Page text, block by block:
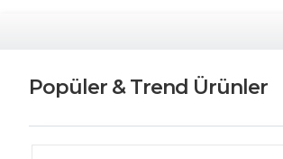
Popüler & Trend Ürünler